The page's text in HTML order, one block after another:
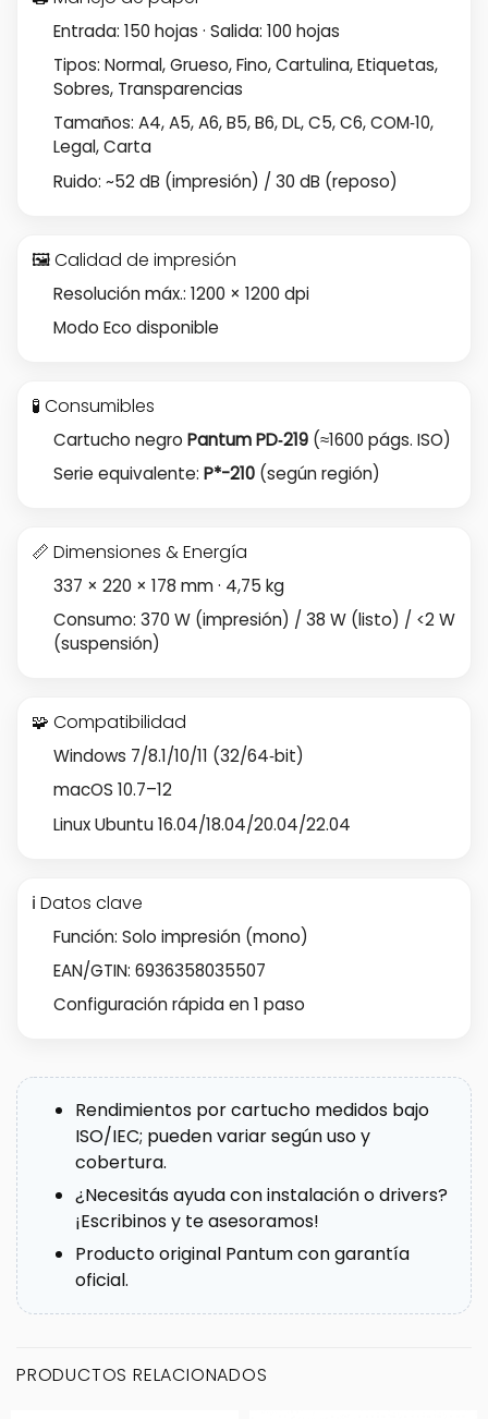
Entrada: 150 hojas · Salida: 100 hojas
Tipos: Normal, Grueso, Fino, Cartulina, Etiquetas,
Sobres, Transparencias
Tamaños: A4, A5, A6, B5, B6, DL, C5, C6, COM‑10,
Legal, Carta
Ruido: ~52 dB (impresión) / 30 dB (reposo)
🖼️ Calidad de impresión
Resolución máx.: 1200 × 1200 dpi
Modo Eco disponible
🧪 Consumibles
Cartucho negro Pantum PD‑219(≈1600 págs. ISO)
Serie equivalente: P*-210(según región)
📏 Dimensiones & Energía
337 × 220 × 178 mm · 4,75 kg
Consumo: 370 W (impresión) / 38 W (listo) / <2 W
(suspensión)
🧩 Compatibilidad
Windows 7/8.1/10/11 (32/64‑bit)
macOS 10.7–12
Linux Ubuntu 16.04/18.04/20.04/22.04
ℹ️ Datos clave
Función: Solo impresión (mono)
EAN/GTIN: 6936358035507
Configuración rápida en 1 paso
Rendimientos por cartucho medidos bajo
ISO/IEC; pueden variar según uso y
cobertura.
¿Necesitás ayuda con instalación o drivers?
¡Escribinos y te asesoramos!
Producto original Pantum con garantía
oficial.
PRODUCTOS RELACIONADOS